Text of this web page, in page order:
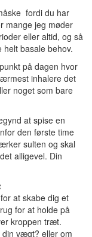
fordi du har
mange jeg møder
eller altid, og så
basale behov.
på dagen hvor
inhalere det
noget som bare
at spise en
den første time
sulten og skal
alligevel. Din
at skabe dig et
for at holde på
kroppen træt.
din vægt? eller om